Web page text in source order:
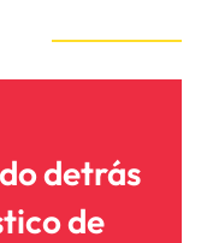
detrás
de